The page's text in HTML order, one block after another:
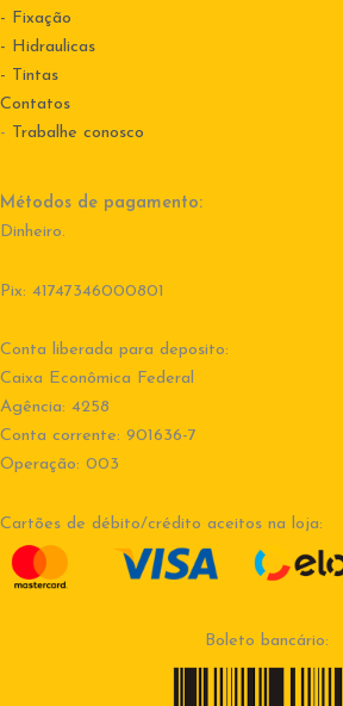
- Fixação
- Hidraulicas
- Tintas
Contatos
- Trabalhe conosco
Métodos de pagamento:
Dinheiro.
Pix: 41747346000801
Conta liberada para deposito:
Caixa Econômica Federal
Agência: 4258
Conta corrente: 901636-7
Operação: 003
Cartões de débito/crédito aceitos na loja:
Boleto bancário: